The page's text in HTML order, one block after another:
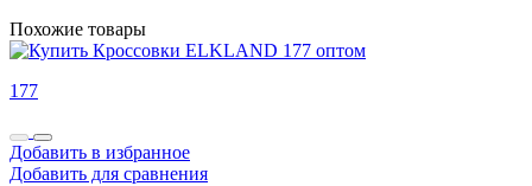
Похожие товары
177
Добавить в избранное
Добавить для сравнения